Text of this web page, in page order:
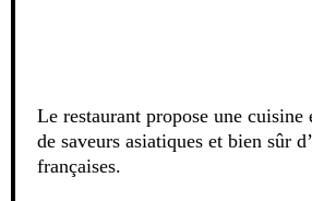
Le restaurant propose une cuisine
de saveurs asiatiques et bien sûr
françaises.